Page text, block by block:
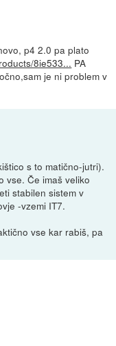
p4 2.0 pa plato
8ie533... PA
je ni problem v
s to matično-jutri).
vse. Če imaš veliko
stabilen sistem v
-vzemi IT7.
vse kar rabiš, pa